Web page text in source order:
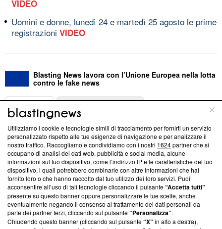
VIDEO
Uomini e donne, lunedì 24 e martedì 25 agosto le prime
registrazioni VIDEO
Blasting News lavora con l’Unione Europea nella lotta
contro le fake news
ABOUT
Questa sezione offre informazioni trasparenti su Blasting
News, sui nostri processi editoriali e su come ci impegniamo a
creare news di qualità. Inoltre, afferma la nostra aderenza a
‘Trust Project - News with Integrity’Blasting News non è
ancora membro del programma, ma ha richiesto di farne
parte; Trust Project non ha ancora effettuato una verifica di
conformità agli standard.
Su di noi
Utilizziamo i cookie e tecnologie simili di tracciamento per fornirti un servizio
personalizzato rispetto alle tue esigenze di navigazione e per analizzare il
nostro traffico. Raccogliamo e condividiamo con i nostri 1624partner che si
occupano di analisi dei dati web, pubblicità e social media, alcune
informazioni sul tuo dispositivo, come l’indirizzo IP e le caratteristiche del tuo
dispositivo, i quali potrebbero combinarle con altre informazioni che hai
fornito loro o che hanno raccolto dal tuo utilizzo dei loro servizi. Puoi
acconsentire all’uso di tali tecnologie cliccando il pulsante“Accetta tutti”
presente su questo banner oppure personalizzare le tue scelte, anche
eventualmente negando il consenso al trattamento dei dati personali da
parte dei partner terzi, cliccando sul pulsante“Personalizza”.
Chiudendo questo banner (cliccando sul pulsante“X”in alto a destra),